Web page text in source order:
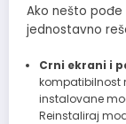
Ako nešto pođe
jednostavno
Crni ekrani i
kompatibilnost
instalovane
Reinstaliraj